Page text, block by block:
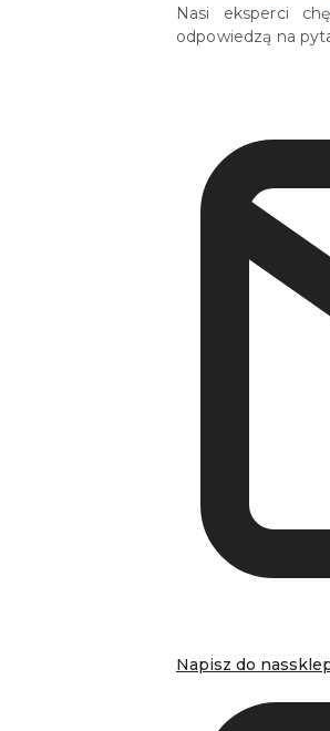
Nasi eksperci
odpowiedzą na
Napisz do nas